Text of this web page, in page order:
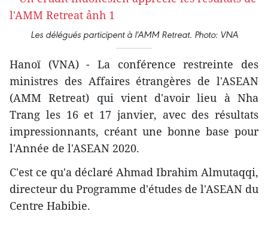
Les délégués participent à l'AMM Retreat. Photo: VNA
Hanoï (VNA) - La conférence restreinte des
ministres des Affaires étrangères de l'ASEAN
(AMM Retreat) qui vient d'avoir lieu à Nha
Trang les 16 et 17 janvier, avec des résultats
impressionnants, créant une bonne base pour
l'Année de l'ASEAN 2020.
C'est ce qu'a déclaré Ahmad Ibrahim Almutaqqi,
directeur du Programme d'études de l'ASEAN du
Centre Habibie.